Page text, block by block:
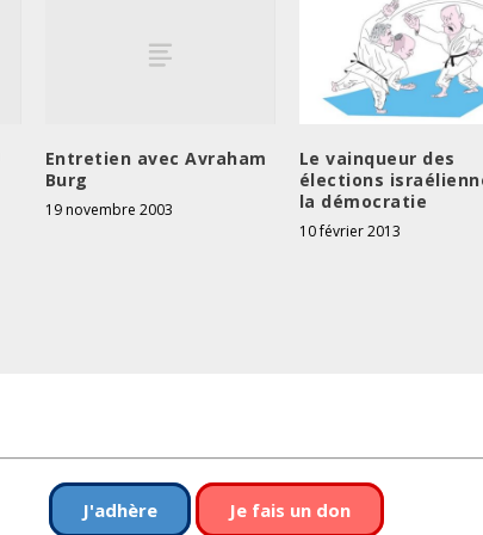
Entretien avec Avraham
Burg
19 novembre 2003
Le vainqueur des
élections
la démocratie
10 février 2013
J'adhère Je fais un don